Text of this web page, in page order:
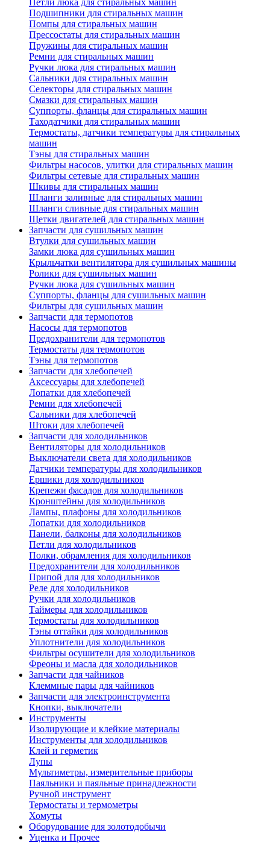
Петли люка для стиральных машин
Подшипники для стиральных машин
Помпы для стиральных машин
Прессостаты для стиральных машин
Пружины для стиральных машин
Ремни для стиральных машин
Ручки люка для стиральных машин
Сальники для стиральных машин
Селекторы для стиральных машин
Смазки для стиральных машин
Суппорты, фланцы для стиральных машин
Таходатчики для стиральных машин
Термостаты, датчики температуры для стиральных
машин
Тэны для стиральных машин
Фильтры насосов, улитки для стиральных машин
Фильтры сетевые для стиральных машин
Шкивы для стиральных машин
Шланги заливные для стиральных машин
Шланги сливные для стиральных машин
Щетки двигателей для стиральных машин
Запчасти для сушильных машин
Втулки для сушильных машин
Замки люка для сушильных машин
Крыльчатки вентилятора для сушильных машины
Ролики для сушильных машин
Ручки люка для сушильных машин
Суппорты, фланцы для сушильных машин
Фильтры для сушильных машин
Запчасти для термопотов
Насосы для термопотов
Предохранители для термопотов
Термостаты для термопотов
Тэны для термопотов
Запчасти для хлебопечей
Аксессуары для хлебопечей
Лопатки для хлебопечей
Ремни для хлебопечей
Сальники для хлебопечей
Штоки для хлебопечей
Запчасти для холодильников
Вентиляторы для холодильников
Выключатели света для холодильников
Датчики температуры для холодильников
Ершики для холодильников
Крепежи фасадов для холодильников
Кронштейны для холодильников
Лампы, плафоны для холодильников
Лопатки для холодильников
Панели, балконы для холодильников
Петли для холодильников
Полки, обрамления для холодильников
Предохранители для холодильников
Припой для для холодильников
Реле для холодильников
Ручки для холодильников
Таймеры для холодильников
Термостаты для холодильников
Тэны оттайки для холодильников
Уплотнители для холодильников
Фильтры осушители для холодильников
Фреоны и масла для холодильников
Запчасти для чайников
Клеммные пары для чайников
Запчасти для электроинструмента
Кнопки, выключатели
Инструменты
Изолирующие и клейкие материалы
Инструменты для холодильников
Клей и герметик
Лупы
Мультиметры, измерительные приборы
Паяльники и паяльные принадлежности
Ручной инструмент
Термостаты и термометры
Хомуты
Оборудование для золотодобычи
Уценка и Прочее